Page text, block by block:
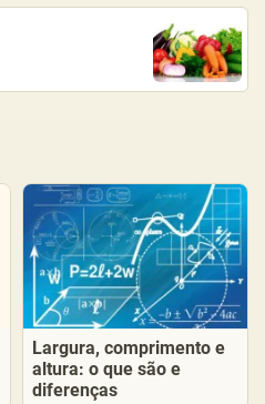
Largura, comprimento e
altura: o que são e
diferenças